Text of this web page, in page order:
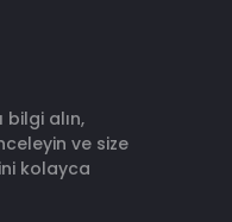
bilgi alın,
ve size
kolayca